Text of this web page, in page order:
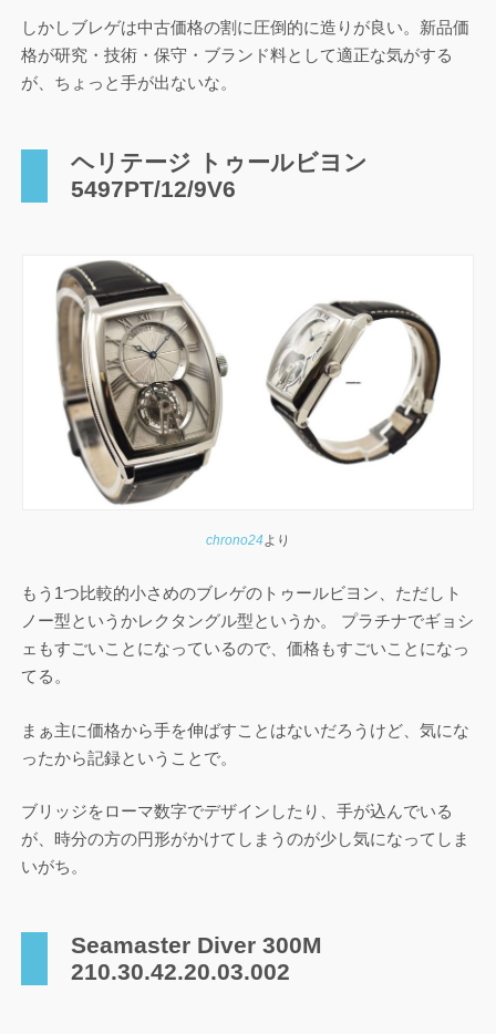
しかしブレゲは中古価格の割に圧倒的に造りが良い。新品価
格が研究・技術・保守・ブランド料として適正な気がする
が、ちょっと手が出ないな。
ヘリテージ トゥールビヨン
5497PT/12/9V6
chrono24より
もう1つ比較的小さめのブレゲのトゥールビヨン、ただしト
ノー型というかレクタングル型というか。 プラチナでギョシ
ェもすごいことになっているので、価格もすごいことになっ
てる。
まぁ主に価格から手を伸ばすことはないだろうけど、気にな
ったから記録ということで。
ブリッジをローマ数字でデザインしたり、手が込んでいる
が、時分の方の円形がかけてしまうのが少し気になってしま
いがち。
Seamaste r Diver 300 M
210.30.42.20.03.002